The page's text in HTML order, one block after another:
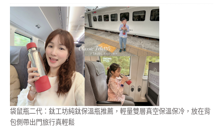
袋鼠瓶二代：鈦工坊純鈦保溫瓶推薦，輕量雙層真空保溫保冷，放在背
包側帶出門旅行真輕鬆